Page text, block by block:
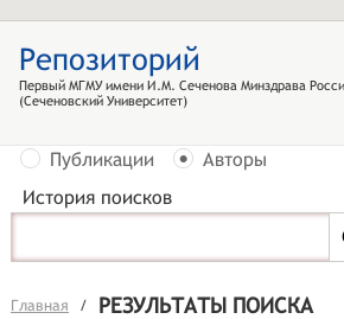
Репозиторий
Первый МГМУ имени И.М. Сеченова Минздрава
(Сеченовский Университет)
Публикации
Авторы
История поисков
Главная / РЕЗУЛЬТАТЫ ПОИСКА